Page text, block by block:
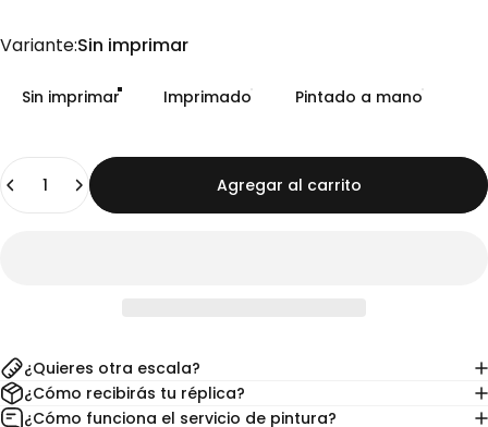
Variante
Variante:Sin imprimar
Sin imprimar Imprimado Pintado a mano
Agregar al carrito
¿Quieres otra escala?
¿Cómo recibirás tu réplica?
¿Cómo funciona el servicio de pintura?